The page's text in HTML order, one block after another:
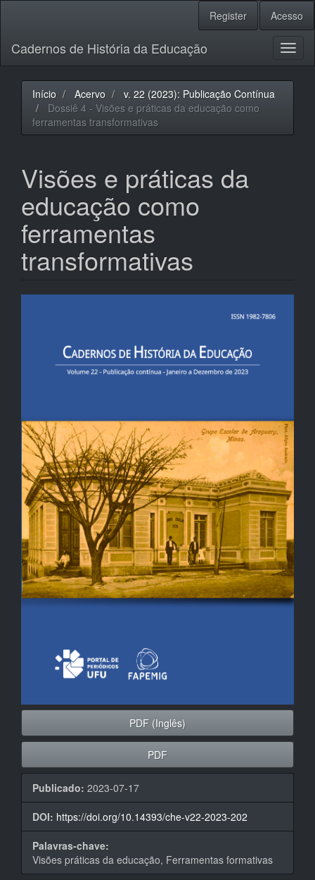
principal
Barra
Lateral
Register Acesso
Cadernos de História da Educação
Início Acervo
v. 22 (2023): Publicação Contínua
Dossiê 4 - Visões e práticas da educação como
ferramentas transformativas
Visões e práticas da
educação como
ferramentas
transformativas
artigos
PDF (Inglês)
PDF
Publicado: 2023-07-17
DOI: https://doi.org/10.14393/che-v22-2023-202
Palavras-chave:
Visões práticas da educação, Ferramentas formativas